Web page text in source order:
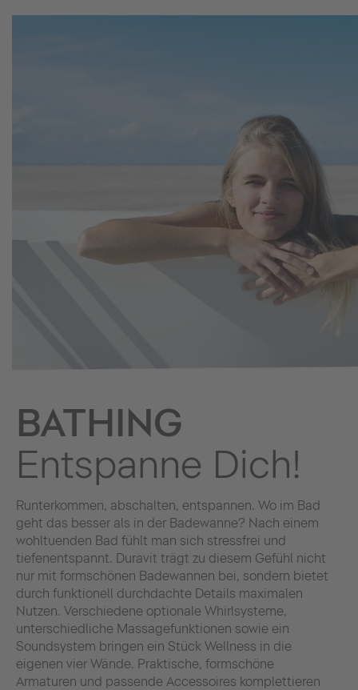
BATHING
Entspanne Dich!
Runterkommen, abschalten, entspannen. Wo im Bad
geht das besser als in der Badewanne? Nach einem
wohltuenden Bad fühlt man sich stressfrei und
tiefenentspannt. Duravit trägt zu diesem Gefühl nicht
nur mit formschönen Badewannen bei, sondern bietet
durch funktionell durchdachte Details maximalen
Nutzen. Verschiedene optionale Whirlsysteme,
unterschiedliche Massagefunktionen sowie ein
Soundsystem bringen ein Stück Wellness in die
eigenen vier Wände. Praktische, formschöne
Armaturen und passende Accessoires komplettieren